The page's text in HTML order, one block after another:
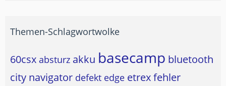
Themen-Schlagwortwolke
60csx absturz akku basecamp bluetooth
city navigator defekt edge etrexfehler